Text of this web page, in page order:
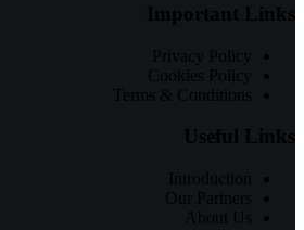
Important Links
Privacy Policy
Cookies Policy
Terms & Conditions
Useful Links
Introduction
Our Partners
About Us